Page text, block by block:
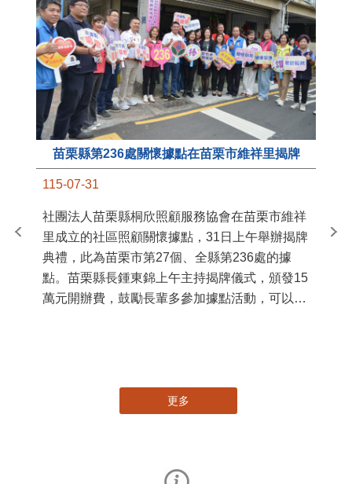
苗栗縣第236處關懷據點在苗栗市維祥里揭牌
115-07-31
社團法人苗栗縣桐欣照顧服務協會在苗栗市維祥
里成立的社區照顧關懷據點，31日上午舉辦揭牌
典禮，此為苗栗市第27個、全縣第236處的據
點。苗栗縣長鍾東錦上午主持揭牌儀式，頒發15
萬元開辦費，鼓勵長輩多參加據點活動，可以更
苗
更多